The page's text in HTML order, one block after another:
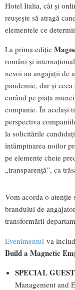
Hotel Italia, cât și
reușește să atragă
elementele ce
La prima ediție
români și
nevoi au angajații de
pandemie, dar și
curând pe piața
companie. În același
perspectiva
la solicitările
întâmpinarea noilor
pe elemente cheie
„transparență”, ca
Vom acorda o
brandului de
transformării
Evenimentul va
Build a Magnetic
SPECIAL GUEST
Management and